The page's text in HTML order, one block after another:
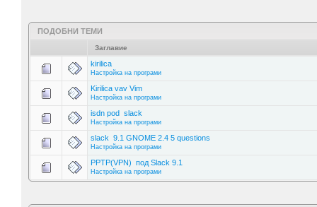
ПОДОБНИ ТЕМИ
Заглавие
kirilica
Настройка на програми
Kirilica vav Vim
Настройка на програми
isdn pod slack
Настройка на програми
slack 9.1 GNOME 2.4 5 questions
Настройка на програми
PPTP(VPN) под Slack 9.1
Настройка на програми